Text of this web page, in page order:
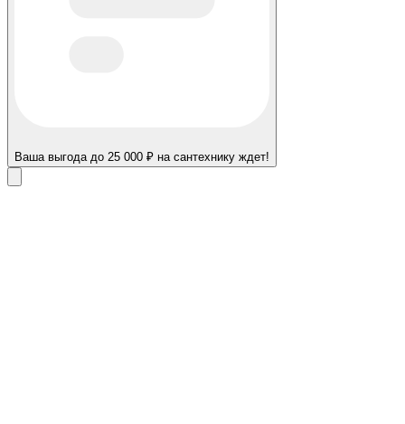
Ваша выгода до 25 000 ₽ на сантехнику ждет!